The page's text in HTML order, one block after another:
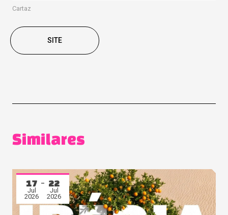
Cartaz
SITE
Similares
17
Jul
2026
22
Jul
2026